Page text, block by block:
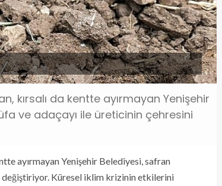
kırsalı da kentte ayırmayan Yenişehir
ve adaçayı ile üreticinin çehresini
ayırmayan Yenişehir Belediyesi, safran
değiştiriyor. Küresel iklim krizinin etkilerini